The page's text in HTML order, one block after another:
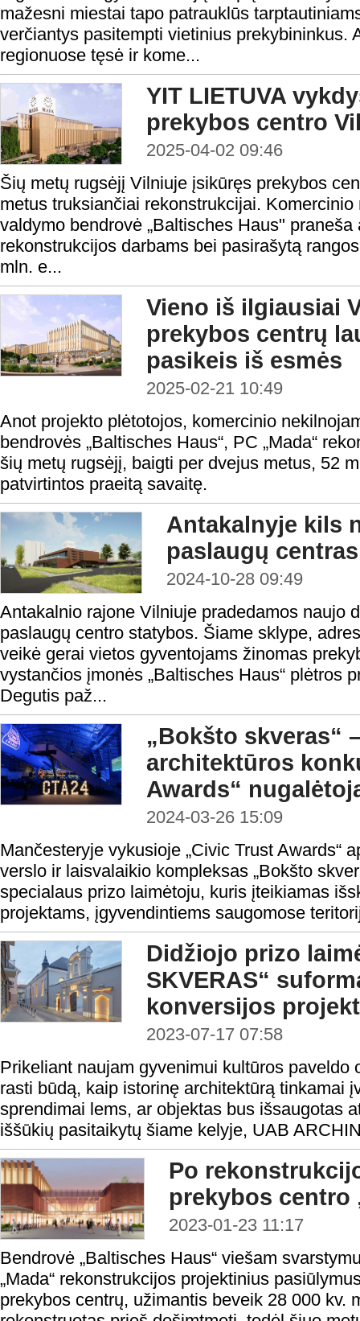
mažesni miestai tapo patrauklūs
verčiantys pasitempti vietinius prekybininkus.
regionuose tęsė ir kome...
YIT LIETUVA
prekybos centro
2025-04-02 09:46
Šių metų rugsėjį Vilniuje įsikūręs prekybos
metus truksiančiai rekonstrukcijai.
valdymo bendrovė „Baltisches Haus"
rekonstrukcijos darbams bei pasirašytą
mln. e...
Vieno iš ilgiausiai
prekybos centrų
pasikeis iš esmės
2025-02-21 10:49
Anot projekto plėtotojos, komercinio
bendrovės „Baltisches Haus“, PC „Mada“
šių metų rugsėjį, baigti per dvejus metus, 52
patvirtintos praeitą savaitę.
Antakalnyje kils
paslaugų centras
2024-10-28 09:49
Antakalnio rajone Vilniuje pradedamos naujo
paslaugų centro statybos. Šiame sklype,
veikė gerai vietos gyventojams žinomas
vystančios įmonės „Baltisches Haus“ plėtros
Degutis paž...
„Bokšto skveras“
architektūros
Awards“
2024-03-26 15:09
Mančesteryje vykusioje „Civic Trust Awards“
verslo ir laisvalaikio kompleksas „Bokšto
specialaus prizo laimėtoju, kuris įteikiamas
projektams, įgyvendintiems saugomose
Didžiojo prizo
SKVERAS“
konversijos
2023-07-17 07:58
Prikeliant naujam gyvenimui kultūros paveldo
rasti būdą, kaip istorinę architektūrą tinkamai
sprendimai lems, ar objektas bus išsaugotas
iššūkių pasitaikytų šiame kelyje, UAB
Po
prekybos centro
2023-01-23 11:17
Bendrovė „Baltisches Haus“ viešam
„Mada“ rekonstrukcijos projektinius
prekybos centrų, užimantis beveik 28 000 kv.